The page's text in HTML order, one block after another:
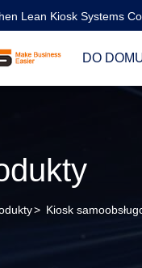
Lean Kiosk Systems
DO
> Kiosk